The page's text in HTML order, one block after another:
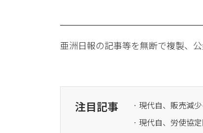
亜洲日報の記事等を無断で複製、
注目記事
· 現代自、労使協